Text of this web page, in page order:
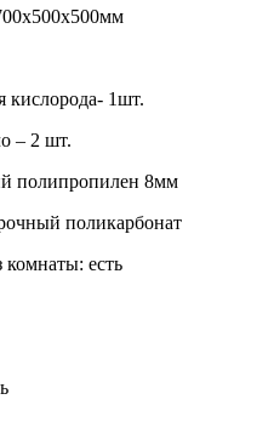
кислорода- 1шт.
– 2 шт.
полипропилен 8мм
поликарбонат
есть